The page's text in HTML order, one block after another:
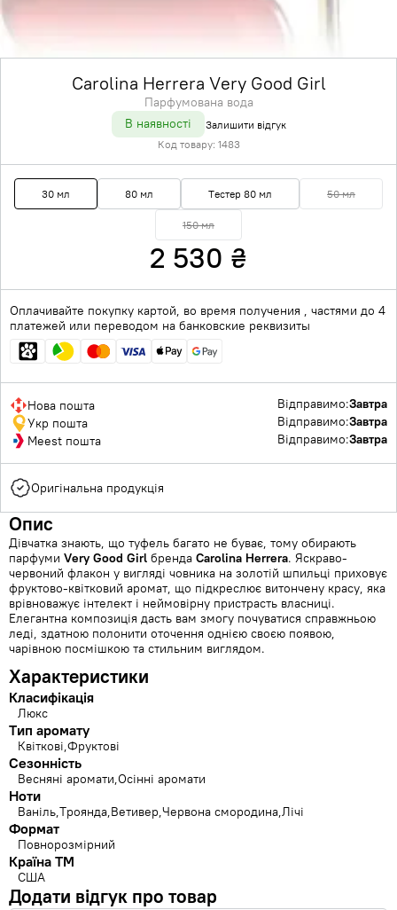
Carolina Herrera Very Good Girl
Парфумована вода
В наявності
Залишити відгук
Код товару: 1483
30 мл 80 мл Тестер 80 мл 50 мл
150 мл
2 530 ₴
Оплачивайте покупку картой, во время получения , частями до 4
платежей или переводом на банковские реквизиты
Нова пошта Відправимо:Завтра
Укр пошта
Відправимо:Завтра
Meest пошта
Відправимо:Завтра
Оригінальна продукція
Опис
Дівчатка знають, що туфель багато не буває, тому обирають
парфуми Very Good Girl бренда Carolina Herrera. Яскраво-
червоний флакон у вигляді човника на золотій шпильці приховує
фруктово-квітковий аромат, що підкреслює витончену красу, яка
врівноважує інтелект і неймовірну пристрасть власниці.
Елегантна композиція дасть вам змогу почуватися справжньою
леді, здатною полонити оточення однією своєю появою,
чарівною посмішкою та стильним виглядом.
Характеристики
Класифікація
Люкс
Тип аромату
Квіткові Фруктові
Сезонність
Весняні аромати Осінні аромати
Ноти
Ваніль Троянда Ветивер Червона смородина Лічі
Формат
Повнорозмірний
Країна ТМ
США
Додати відгук про товар